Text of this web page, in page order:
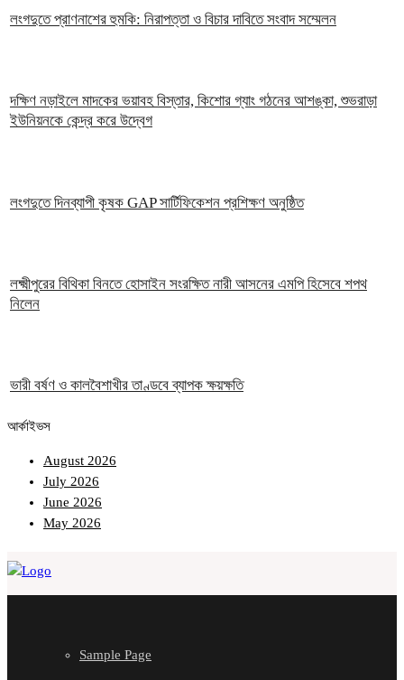
লংগদুতে প্রাণনাশের হুমকি: নিরাপত্তা ও বিচার দাবিতে সংবাদ সম্মেলন
দক্ষিণ নড়াইলে মাদকের ভয়াবহ বিস্তার, কিশোর গ্যাং গঠনের আশঙ্কা, শুভরাড়া
ইউনিয়নকে কেন্দ্র করে উদ্বেগ
লংগদুতে দিনব্যাপী কৃষক GAP সার্টিফিকেশন প্রশিক্ষণ অনুষ্ঠিত
লক্ষ্মীপুরের বিথিকা বিনতে হোসাইন সংরক্ষিত নারী আসনের এমপি হিসেবে শপথ
নিলেন
ভারী বর্ষণ ও কালবৈশাখীর তাণ্ডবে ব্যাপক ক্ষয়ক্ষতি
আর্কাইভস
August 2026
July 2026
June 2026
May 2026
Sample Page